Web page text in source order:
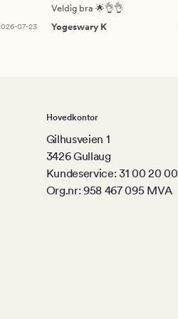
07-23
Veldig bra 🌟👌👌
Yogeswary K
Hovedkontor
Gilhusveien 1
3426 Gullaug
Kundeservice: 31 00 20 00
Org.nr: 958 467 095 MVA